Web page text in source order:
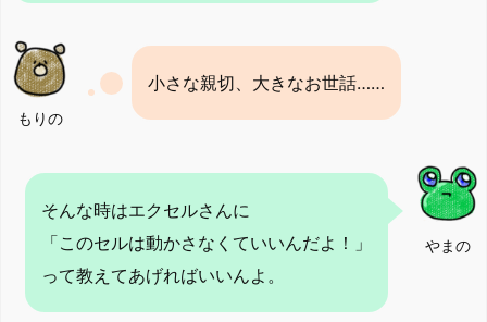
もりの
小さな親切、大きなお世話……
やまの
そんな時はエクセルさんに
「このセルは動かさなくていいんだよ！」
って教えてあげればいいんよ。